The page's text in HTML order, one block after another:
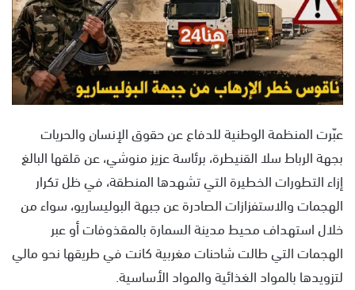
ل
ك
ت
ر
و
ي
عبّرت المنظمة الوطنية للدفاع عن حقوق الإنسان والحريات
بجهة الرباط سلا القنيطرة، برئاسة عزيز منوشي، عن قلقها البالغ
إزاء التطورات الخطيرة التي تشهدها المنطقة، في ظل تكرار
الهجمات والاستفزازات الصادرة عن جبهة البوليساريو، سواء من
خلال استهداف محيط مدينة السمارة بالمقذوفات أو عبر
الهجمات التي طالت شاحنات مغربية كانت في طريقها نحو مالي
لتزويدها بالمواد الغذائية والمواد الأساسية.